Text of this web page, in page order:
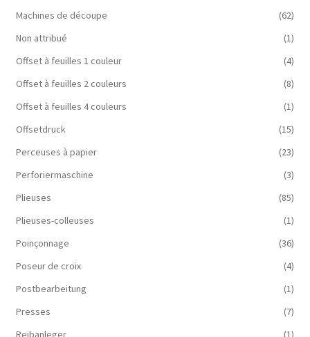
Machines de découpe
(62)
Non attribué
(1)
Offset à feuilles 1 couleur
(4)
Offset à feuilles 2 couleurs
(8)
Offset à feuilles 4 couleurs
(1)
Offsetdruck
(15)
Perceuses à papier
(23)
Perforiermaschine
(3)
Plieuses
(85)
Plieuses-colleuses
(1)
Poinçonnage
(36)
Poseur de croix
(4)
Postbearbeitung
(1)
Presses
(7)
Reibanleger
(1)